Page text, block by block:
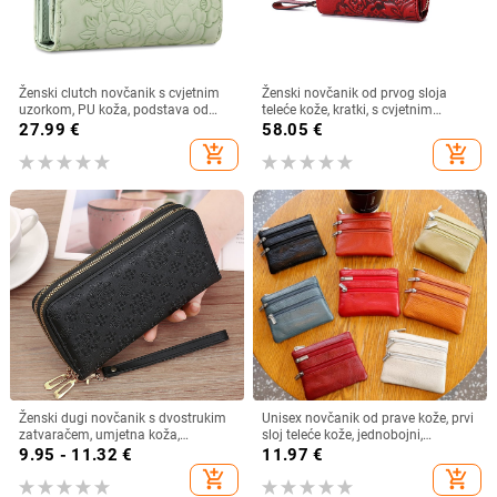
Ženski clutch novčanik s cvjetnim
uzorkom, PU koža, podstava od
poliester, anti-theft funkcija
27.99 €
add_shopping_cart
Ženski novčanik od prvog sloja
teleće kože, kratki, s cvjetnim
uzorkom, višestruki pretinci za
kartice, podstava od poliestera
58.05 €
add_shopping_cart
Ženski dugi novčanik s dvostrukim
zatvaračem, umjetna koža,
horizontalni oblik, geometrijski
9.95 - 11.32 €
add_shopping_cart
Unisex novčanik od prave kože, prvi
sloj teleće kože, jednobojni,
podstava od poliestera,
multifunkcionalna džep za ključeve
i kartice, otporan na habanje
11.97 €
add_shopping_cart